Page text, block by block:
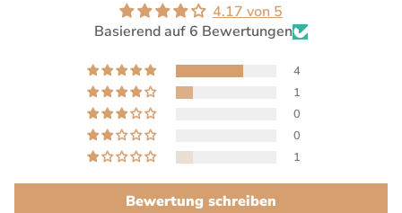
4.17 von 5
Basierend auf 6 Bewertungen
4
1
0
0
1
Bewertung schreiben